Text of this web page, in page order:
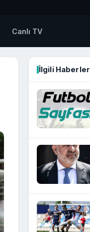
Canlı TV
İlgili Haberler